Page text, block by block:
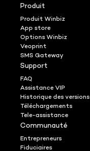
Produit
Produit Winbiz
App store
Options Winbiz
Veoprint
SMS Gateway
Support
FAQ
Assistance VIP
Historique des versions
Téléchargements
Tele-assistance
Communauté
Entrepreneurs
Fiduciaires